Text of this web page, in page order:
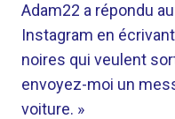
Adam22 a répondu
Instagram en
noires qui veulent
envoyez-moi un
voiture. »